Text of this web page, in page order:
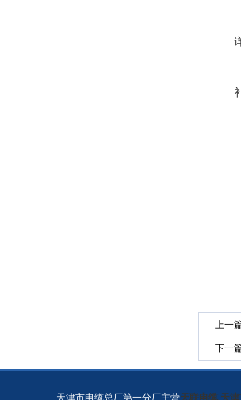
上一
下一
天津市电缆总厂第一分厂主营天联电缆, 天